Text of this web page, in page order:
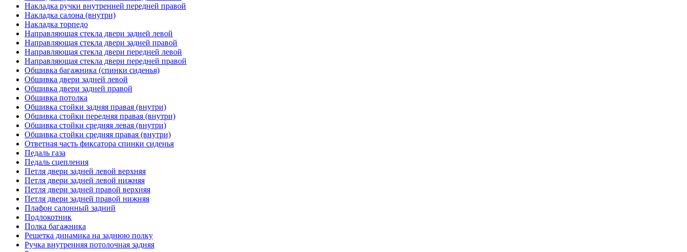
Накладка ручки внутренней передней правой
Накладка салона (внутри)
Накладка торпедо
Направляющая стекла двери задней левой
Направляющая стекла двери задней правой
Направляющая стекла двери передней левой
Направляющая стекла двери передней правой
Обшивка багажника (спинки сиденья)
Обшивка двери задней левой
Обшивка двери задней правой
Обшивка потолка
Обшивка стойки задняя правая (внутри)
Обшивка стойки передняя правая (внутри)
Обшивка стойки средняя левая (внутри)
Обшивка стойки средняя правая (внутри)
Ответная часть фиксатора спинки сиденья
Педаль газа
Педаль сцепления
Петля двери задней левой верхняя
Петля двери задней левой нижняя
Петля двери задней правой верхняя
Петля двери задней правой нижняя
Плафон салонный задний
Подлокотник
Полка багажника
Решетка динамика на заднюю полку
Ручка внутренняя потолочная задняя